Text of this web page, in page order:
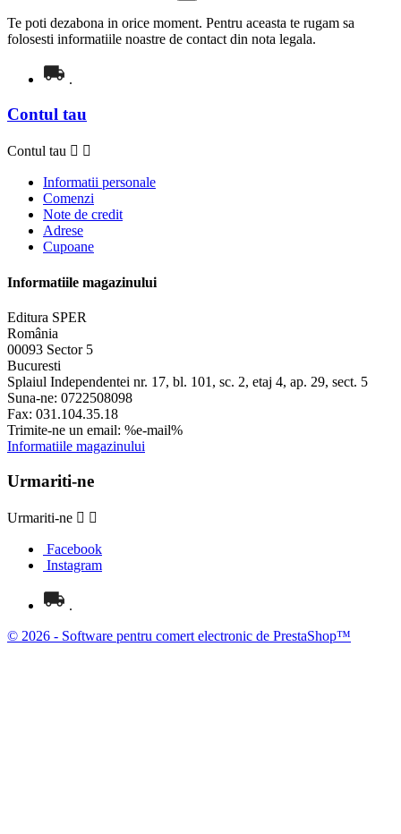
Te poti dezabona in orice moment. Pentru aceasta te rugam sa
folosesti informatiile noastre de contact din nota legala.
.
Contul tau
Contul tau  
Informatii personale
Comenzi
Note de credit
Adrese
Cupoane
Informatiile magazinului
Editura SPER
România
00093 Sector 5
Bucuresti
Splaiul Independentei nr. 17, bl. 101, sc. 2, etaj 4, ap. 29, sect. 5
Suna-ne: 0722508098
Fax: 031.104.35.18
Trimite-ne un email: %e-mail%
Informatiile magazinului
Urmariti-ne
Urmariti-ne  
Facebook
Instagram
.
© 2026 - Software pentru comert electronic de PrestaShop™